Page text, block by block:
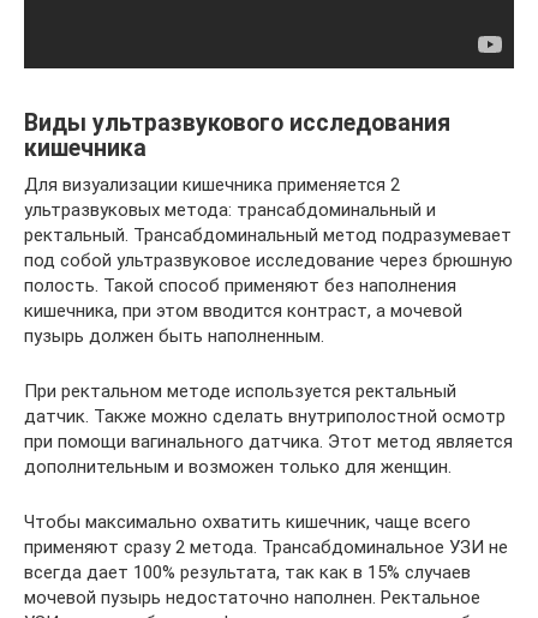
Виды ультразвукового исследования
кишечника
Для визуализации кишечника применяется 2
ультразвуковых метода: трансабдоминальный и
ректальный. Трансабдоминальный метод подразумевает
под собой ультразвуковое исследование через брюшную
полость. Такой способ применяют без наполнения
кишечника, при этом вводится контраст, а мочевой
пузырь должен быть наполненным.
При ректальном методе используется ректальный
датчик. Также можно сделать внутриполостной осмотр
при помощи вагинального датчика. Этот метод является
дополнительным и возможен только для женщин.
Чтобы максимально охватить кишечник, чаще всего
применяют сразу 2 метода. Трансабдоминальное УЗИ не
всегда дает 100% результата, так как в 15% случаев
мочевой пузырь недостаточно наполнен. Ректальное